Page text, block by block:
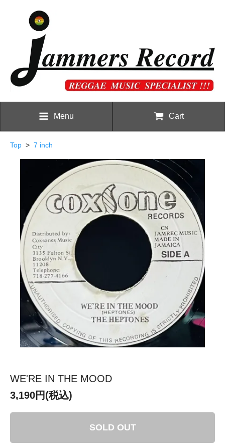
Menu Cart
Top > 7 inch
WE'RE IN THE MOOD
3,190円(税込)
SOLD OUT